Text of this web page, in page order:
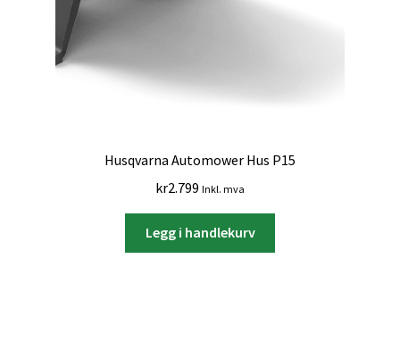
Husqvarna Automower Hus P15
kr2.799 Inkl. mva
Legg i handlekurv